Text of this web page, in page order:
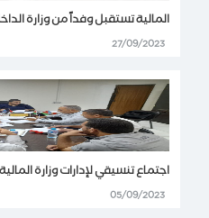
المالية تستقبل وفداً من وزارة
27/09/2023
اجتماع تنسيقي لإدارات وزارة
05/09/2023